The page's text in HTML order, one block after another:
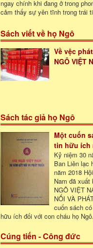
ngay chính khi đang ở trong
cảm thấy sự yên tĩnh trong trái
Sách viết về họ Ngô
Về vệc
NGÔ VIỆT
Sách tác giả họ Ngô
Một cuốn
tin hữu ích
Kỷ niệm 30
Ban Liên lạc
năm 2018
Nam đã xuất
NGÔ VIỆT
NỐI VÀ
cuốn sách
hữu ích đối với con cháu họ Ngô.
Cúng tiến - Công đức